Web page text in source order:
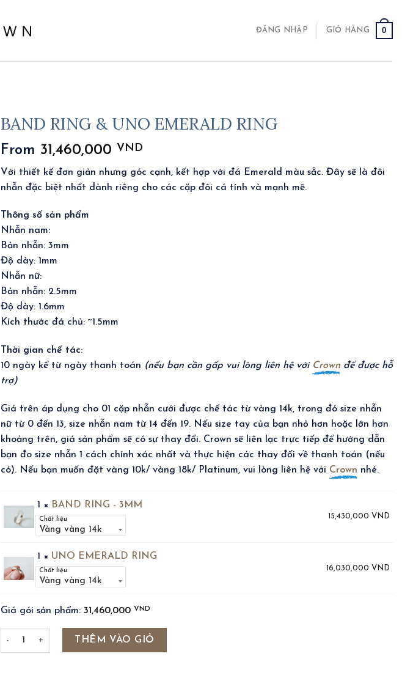
ĐĂNG NHẬP GIỎ HÀNG 0
BAND RING & UNO EMERALD RING
From 31,460,000 VND
Với thiết kế đơn giản nhưng góc cạnh, kết hợp với đá Emerald màu sắc. Đây sẽ là đôi
nhẫn đặc biệt nhất dành riêng cho các cặp đôi cá tính và mạnh mẽ.
Thông số sản phẩm
Nhẫn nam:
Bản nhẫn: 3mm
Độ dày: 1mm
Nhẫn nữ:
Bản nhẫn: 2.5mm
Độ dày: 1.6mm
Kích thước đá chủ: ~1.5mm
Thời gian chế tác:
10 ngày kể từ ngày thanh toán (nếu bạn cần gấp vui lòng liên hệ với Crownđể được hỗ
trợ)
Giá trên áp dụng cho 01 cặp nhẫn cưới được chế tác từ vàng 14k, trong đó size nhẫn
nữ từ 0 đến 13, size nhẫn nam từ 14 đến 19. Nếu size tay của bạn nhỏ hơn hoặc lớn hơn
khoảng trên, giá sản phẩm sẽ có sự thay đổi. Crown sẽ liên lạc trực tiếp để hướng dẫn
bạn đo size nhẫn 1 cách chính xác nhất và thực hiện các thay đổi về thanh toán (nếu
có). Nếu bạn muốn đặt vàng 10k/ vàng 18k/ Platinum, vui lòng liên hệ với Crown nhé.
1 × BAND RING - 3MM
Chất liệu 15,430,000 VND
1 × UNO EMERALD RING
Chất liệu 16,030,000 VND
Giá gói sản phẩm: 31,460,000 VND
BAND RING & UNO EMERALD RING số lượng
THÊM VÀO GIỎ